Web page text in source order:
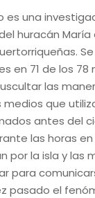
es una
huracán María
en 71 de los 78
las
que
antes del
las horas
por la isla y las
para
pasado el